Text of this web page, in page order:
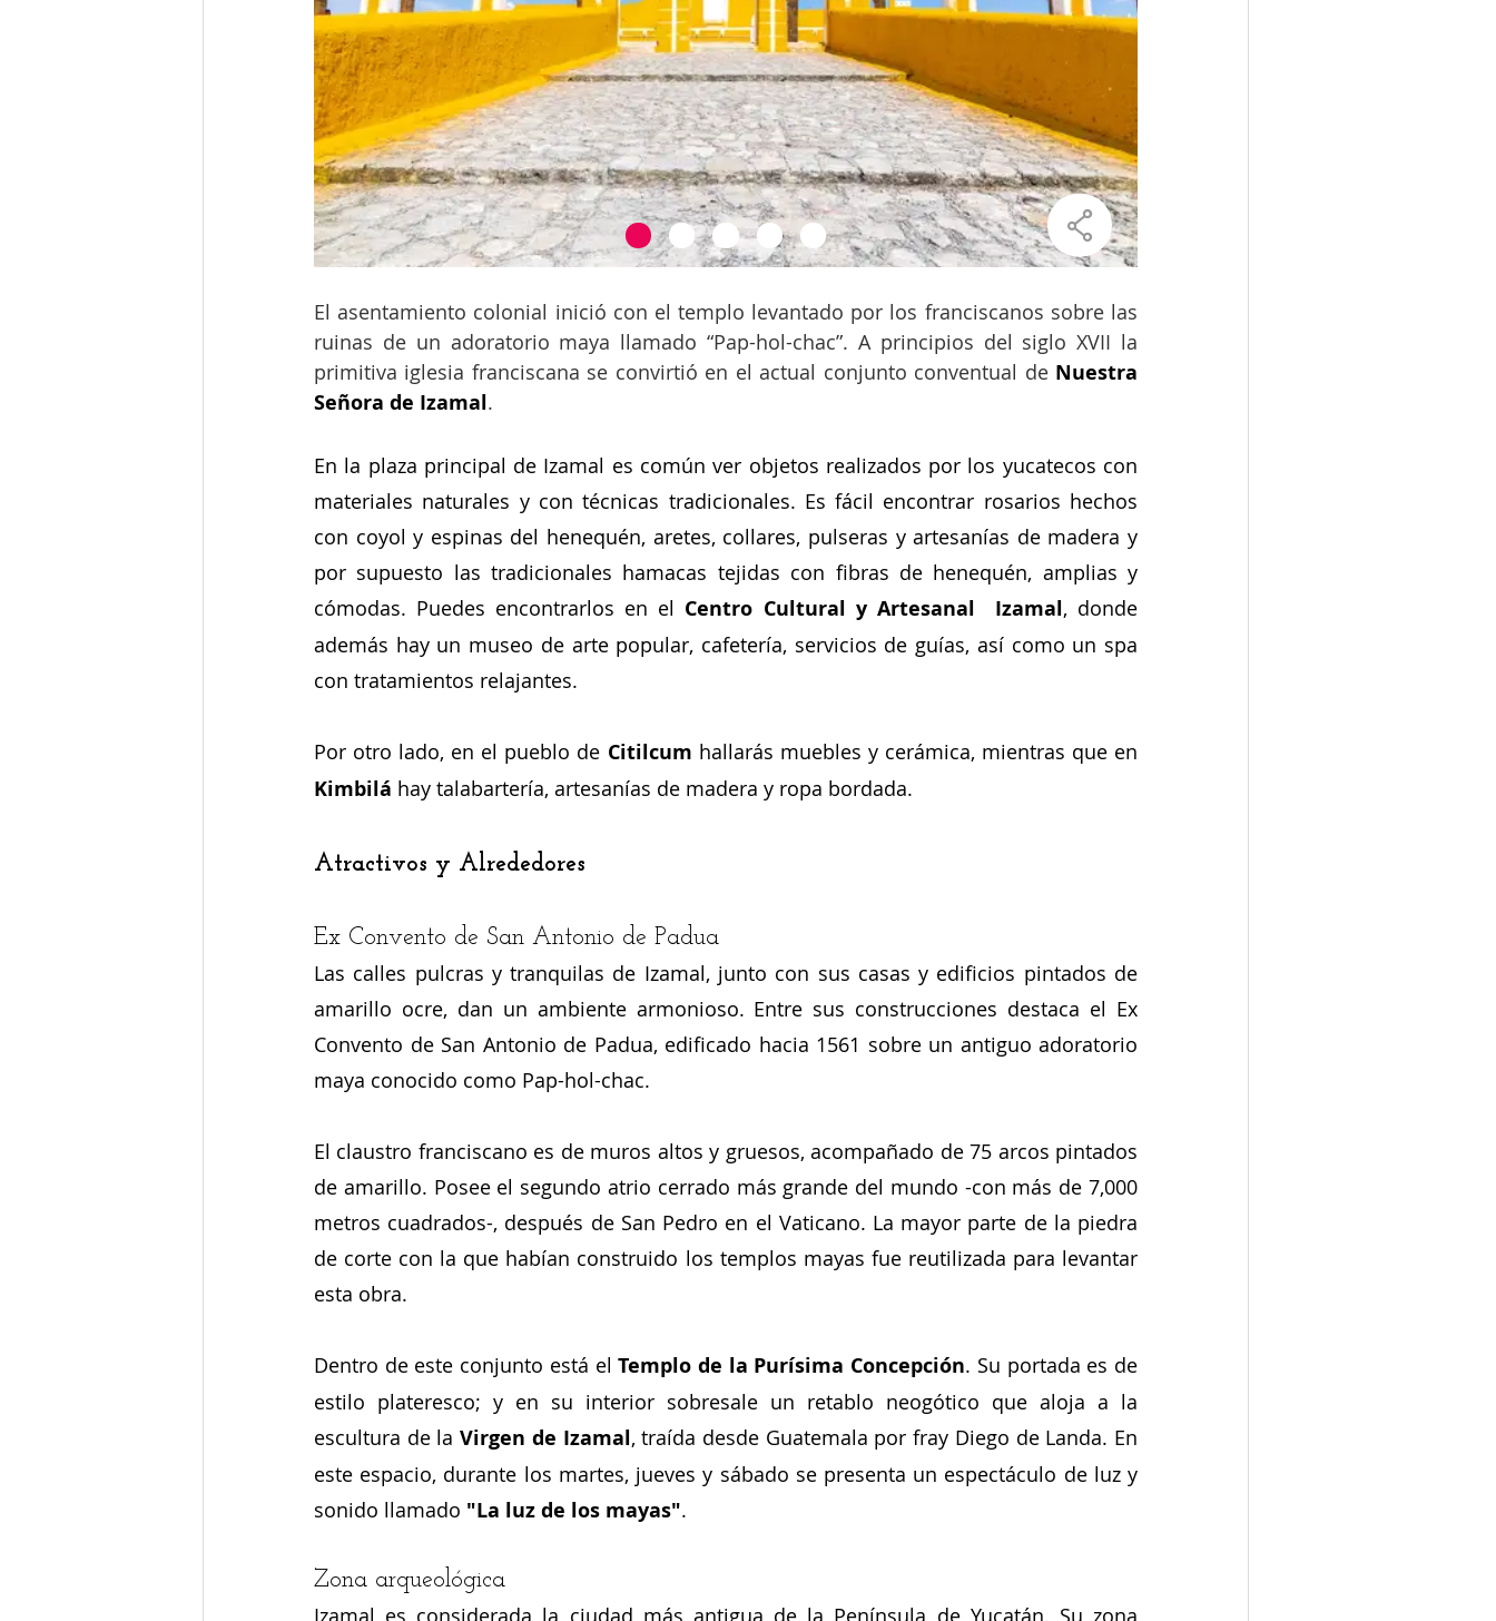
El asentamiento colonial inició con el templo levantado por los franciscanos sobre las
ruinas de un adoratorio maya llamado “Pap-hol-chac”. A principios del siglo XVII la
primitiva iglesia franciscana se convirtió en el actual conjunto conventual de Nuestra
Señora de Izamal.
En la plaza principal de Izamal es común ver objetos realizados por los yucatecos con
materiales naturales y con técnicas tradicionales. Es fácil encontrar rosarios hechos
con coyol y espinas del henequén, aretes, collares, pulseras y artesanías de madera y
por supuesto las tradicionales hamacas tejidas con fibras de henequén, amplias y
cómodas. Puedes encontrarlos en el Centro Cultural y Artesanal  Izamal, donde
además hay un museo de arte popular, cafetería, servicios de guías, así como un spa
con tratamientos relajantes.
Por otro lado, en el pueblo de Citilcum hallarás muebles y cerámica, mientras que en
Kimbilá hay talabartería, artesanías de madera y ropa bordada.
Atractivos y Alrededores
Ex Convento de San Antonio de Padua
Las calles pulcras y tranquilas de Izamal, junto con sus casas y edificios pintados de
amarillo ocre, dan un ambiente armonioso. Entre sus construcciones destaca el Ex
Convento de San Antonio de Padua, edificado hacia 1561 sobre un antiguo adoratorio
maya conocido como Pap-hol-chac.
El claustro franciscano es de muros altos y gruesos, acompañado de 75 arcos pintados
de amarillo. Posee el segundo atrio cerrado más grande del mundo -con más de 7,000
metros cuadrados-, después de San Pedro en el Vaticano. La mayor parte de la piedra
de corte con la que habían construido los templos mayas fue reutilizada para levantar
esta obra.
Dentro de este conjunto está el Templo de la Purísima Concepción. Su portada es de
estilo plateresco; y en su interior sobresale un retablo neogótico que aloja a la
escultura de la Virgen de Izamal, traída desde Guatemala por fray Diego de Landa. En
este espacio, durante los martes, jueves y sábado se presenta un espectáculo de luz y
sonido llamado "La luz de los mayas".
Zona arqueológica
Izamal es considerada la ciudad más antigua de la Península de Yucatán. Su zona